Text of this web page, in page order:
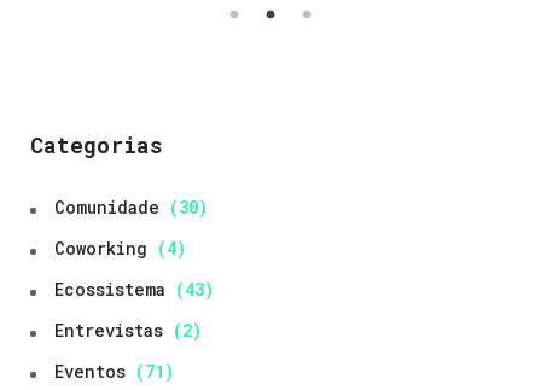
Categorias
Comunidade (30)
Coworking (4)
Ecossistema (43)
Entrevistas (2)
Eventos (71)